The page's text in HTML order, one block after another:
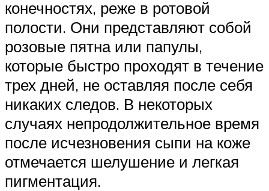
конечностях, реже в ротовой
полости. Они представляют собой
розовые пятна или папулы,
которые быстро проходят в течение
трех дней, не оставляя после себя
никаких следов. В некоторых
случаях непродолжительное время
после исчезновения сыпи на коже
отмечается шелушение и легкая
пигментация.